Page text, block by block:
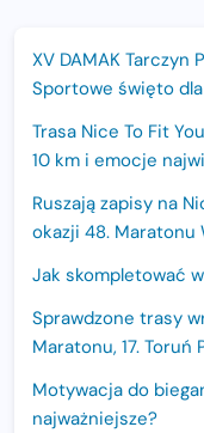
XV DAMAK Tarczyn
Sportowe święto
Trasa Nice To Fit
10 km i emocje
Ruszają zapisy na
okazji 48. Maratonu
Jak skompletować
Sprawdzone trasy
Maratonu, 17. Toruń
Motywacja do
najważniejsze?